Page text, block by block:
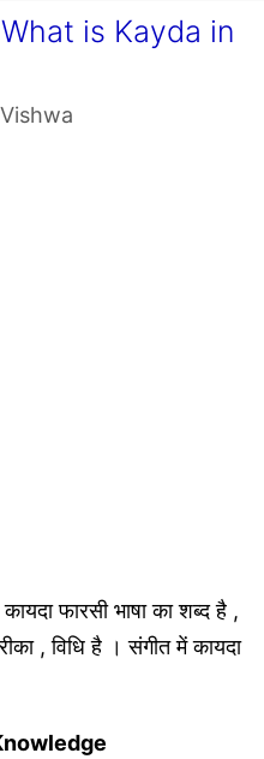
What is Kayda in
फारसी भाषा का शब्द है ,
, विधि है । संगीत में कायदा